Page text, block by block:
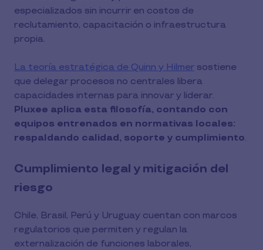
especializados sin incurrir en costos de
reclutamiento, capacitación o infraestructura
propia.
La teoría estratégica de Quinn y Hilmer sostiene
que delegar procesos no centrales libera
capacidades internas para innovar y liderar.
Pluxee aplica esta filosofía, contando con
equipos entrenados en normativas locales:
respaldando calidad, soporte y cumplimiento.
Cumplimiento legal y mitigación del
riesgo
Chile, Brasil, Perú y Uruguay cuentan con marcos
regulatorios que permiten y regulan la
externalización de funciones laborales,